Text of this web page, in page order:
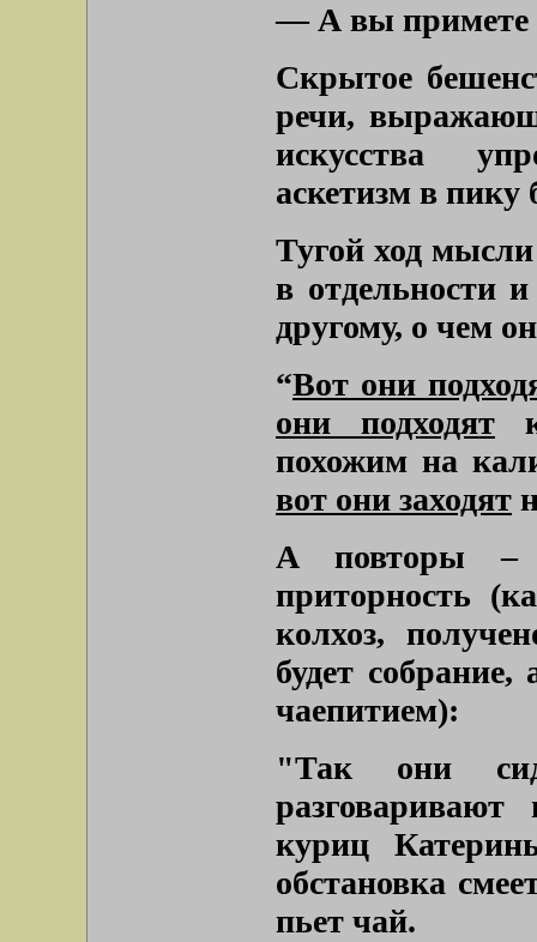
— А вы примете
Скрытое
речи,
искусства
аскетизм в
Тугой ход
в отдельности
другому, о чем
“Вот они
они подходят
похожим на
вот они заходят
А повторы –
приторность
колхоз,
будет
чаепитием):
"Так они
куриц
обстановка
пьет чай.